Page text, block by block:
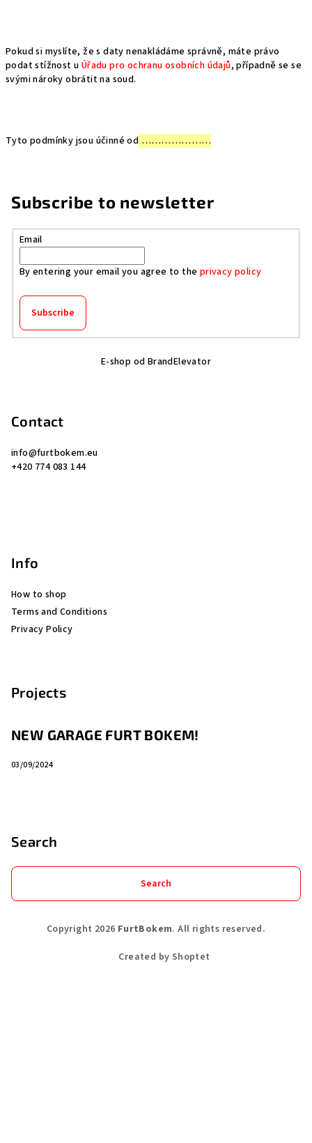
Pokud si myslíte, že s daty nenakládáme správně, máte právo
podat stížnost u Úřadu pro ochranu osobních údajů, případně se se
svými nároky obrátit na soud.
Tyto podmínky jsou účinné od …………………
Subscribe to newsletter
Email
By entering your email you agree to the privacy policy
Subscribe
E-shop od BrandElevator
Contact
info@furtbokem.eu
+420 774 083 144
Info
How to shop
Terms and Conditions
Privacy Policy
Projects
NEW GARAGE FURT BOKEM!
03/09/2024
Search
Search
Copyright 2026 FurtBokem. All rights reserved.
Created by Shoptet